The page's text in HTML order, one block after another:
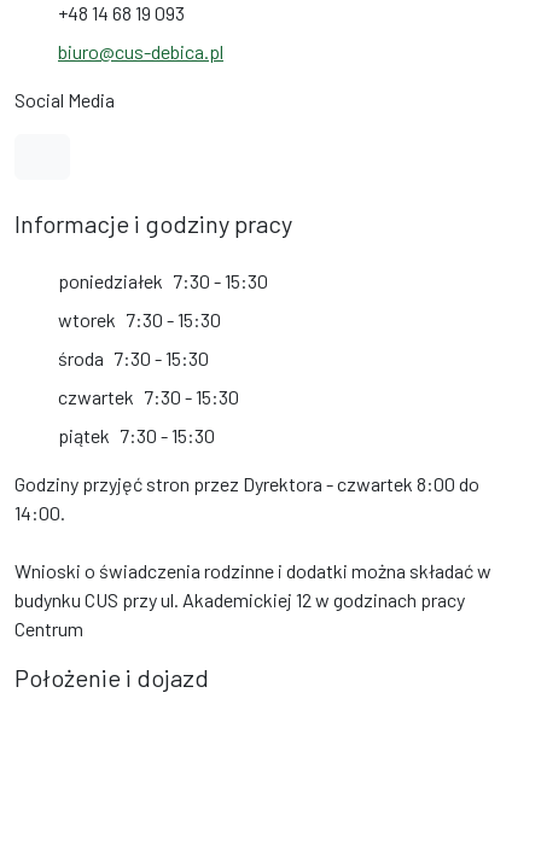
+48 14 68 19 093
biuro@cus-debica.pl
Social Media
Informacje i godziny pracy
poniedziałek 7:30 - 15:30
wtorek 7:30 - 15:30
środa 7:30 - 15:30
czwartek 7:30 - 15:30
piątek 7:30 - 15:30
Godziny przyjęć stron przez Dyrektora - czwartek 8:00 do
14:00.
Wnioski o świadczenia rodzinne i dodatki można składać w
budynku CUS przy ul. Akademickiej 12 w godzinach pracy
Centrum
Położenie i dojazd